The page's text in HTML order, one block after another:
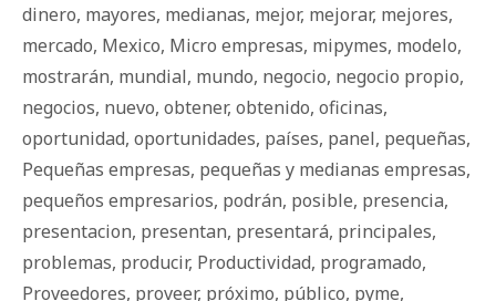
dinero, mayores, medianas, mejor, mejorar, mejores,
mercado, Mexico, Micro empresas, mipymes, modelo,
mostrarán, mundial, mundo, negocio, negocio propio,
negocios, nuevo, obtener, obtenido, oficinas,
oportunidad, oportunidades, países, panel, pequeñas,
Pequeñas empresas, pequeñas y medianas empresas,
pequeños empresarios, podrán, posible, presencia,
presentacion, presentan, presentará, principales,
problemas, producir, Productividad, programado,
Proveedores, proveer, próximo, público, pyme,